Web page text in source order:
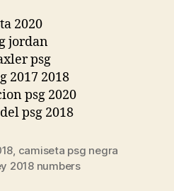
, camiseta psg negra
2018 numbers